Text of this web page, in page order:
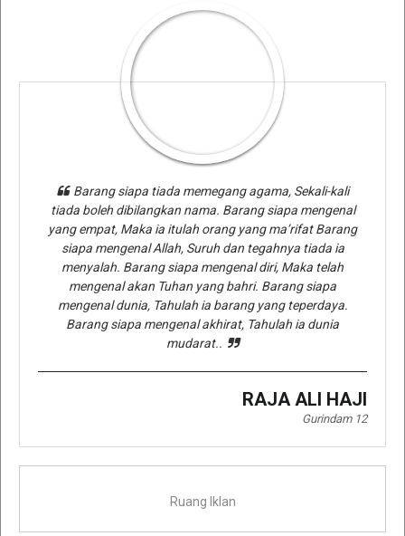
Barang siapa tiada memegang agama, Sekali-kali
tiada boleh dibilangkan nama. Barang siapa mengenal
yang empat, Maka ia itulah orang yang ma’rifat Barang
siapa mengenal Allah, Suruh dan tegahnya tiada ia
menyalah. Barang siapa mengenal diri, Maka telah
mengenal akan Tuhan yang bahri. Barang siapa
mengenal dunia, Tahulah ia barang yang teperdaya.
Barang siapa mengenal akhirat, Tahulah ia dunia
mudarat..
RAJA ALI HAJI
Gurindam 12
Ruang Iklan